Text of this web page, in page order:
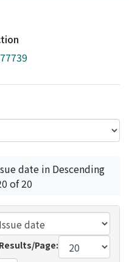
date in Descending
of 20
Results/Page: